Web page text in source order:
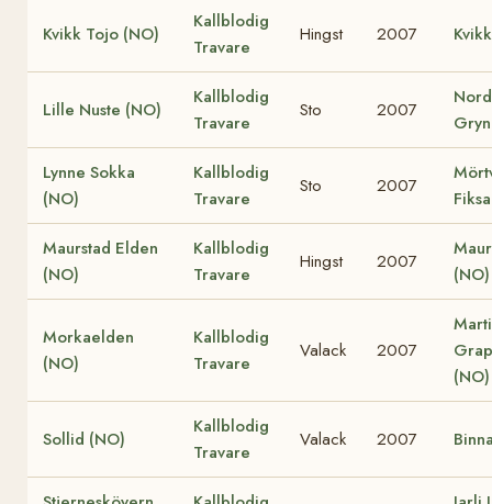
Kvikk Tojo (NO)
Kallblodig
Travare
Hingst 2007
Lille Nuste (NO)
Kallblodig
Travare
Sto 2007
Lynne Sokka
(NO)
Kallblodig
Travare
Sto 2007
Maurstad Elden
(NO)
Kallblodig
Travare
Hingst 2007
(NO)
Morkaelden
(NO)
Kallblodig
Travare
Valack 2007
(NO)
Sollid (NO)
Kallblodig
Travare
Valack 2007